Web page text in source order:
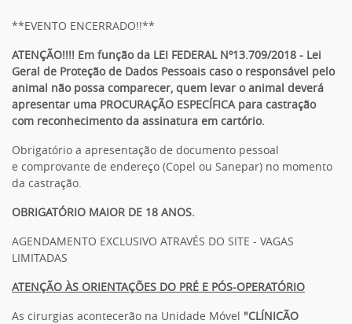
**EVENTO ENCERRADO!!**
ATENÇÃO!!!! Em função da LEI FEDERAL Nº13.709/2018 - Lei
Geral de Proteção de Dados Pessoais caso o responsável pelo
animal não possa comparecer, quem levar o animal deverá
apresentar uma PROCURAÇÃO ESPECÍFICA para castração
com reconhecimento da assinatura em cartório.
Obrigatório a apresentação de documento pessoal
e comprovante de endereço (Copel ou Sanepar) no momento
da castração.
OBRIGATÓRIO MAIOR DE 18 ANOS.
AGENDAMENTO EXCLUSIVO ATRAVÉS DO SITE - VAGAS
LIMITADAS
ATENÇÃO ÀS ORIENTAÇÕES DO PRÉ E PÓS-OPERATÓRIO
As cirurgias acontecerão na Unidade Móvel "CLÍNICÃO